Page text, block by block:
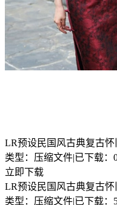
LR预设民国风古典复古
类型：压缩文件|已下载：
立即下载
LR预设民国风古典复古
类型：压缩文件|已下载：